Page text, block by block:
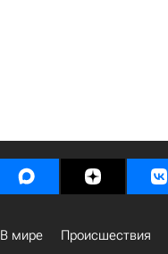
В мире Происшествия